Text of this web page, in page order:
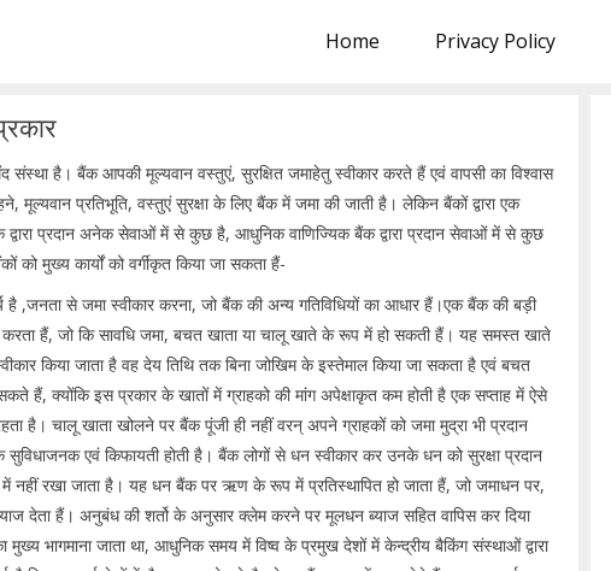
Home Privacy Policy
है। बैंक आपकी मूल्यवान वस्तुएं, सुरक्षित जमाहेतु स्वीकार करते हैं एवं वापसी का विश्वास
मूल्यवान प्रतिभूति, वस्तुएं सुरक्षा के लिए बैंक में जमा की जाती है। लेकिन बैंकों द्वारा एक
द्वारा प्रदान अनेक सेवाओं में से कुछ है, आधुनिक वाणिज्यिक बैंक द्वारा प्रदान सेवाओं में से कुछ
को मुख्य कार्यों को वर्गीकृत किया जा सकता हैं-
,जनता से जमा स्वीकार करना, जो बैंक की अन्य गतिविधियों का आधार हैं।एक बैंक की बड़ी
करता हैं, जो कि सावधि जमा, बचत खाता या चालू खाते के रूप में हो सकती हैं। यह समस्त खाते
किया जाता है वह देय तिथि तक बिना जोखिम के इस्तेमाल किया जा सकता है एवं बचत
हैं, क्योंकि इस प्रकार के खातों में ग्राहको की मांग अपेक्षाकृत कम होती है एक सप्ताह में ऐसे
है। चालू खाता खोलने पर बैंक पूंजी ही नहीं वरन् अपने ग्राहकों को जमा मुद्रा भी प्रदान
एवं किफायती होती है। बैंक लोगों से धन स्वीकार कर उनके धन को सुरक्षा प्रदान
रखा जाता है। यह धन बैंक पर ऋण के रूप में प्रतिस्थापित हो जाता हैं, जो जमाधन पर,
देता हैं। अनुबंध की शर्तो के अनुसार क्लेम करने पर मूलधन ब्याज सहित वापिस कर दिया
भागमाना जाता था, आधुनिक समय में विष्व के प्रमुख देशों में केन्द्रीय बैकिंग संस्थाओं द्वारा